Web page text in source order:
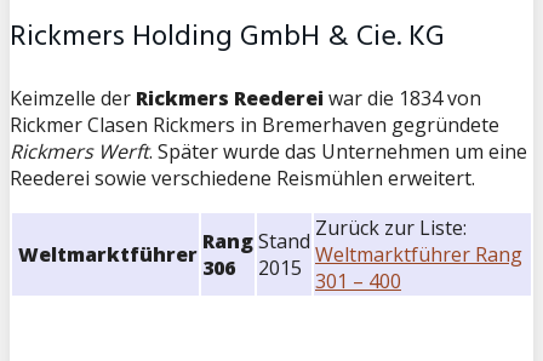
Rickmers Holding GmbH & Cie. KG
Keimzelle der Rickmers Reedereiwar die 1834 von
Rickmer Clasen Rickmers in Bremerhaven gegründete
Rickmers Werft. Später wurde das Unternehmen um eine
Reederei sowie verschiedene Reismühlen erweitert.
Weltmarktführer Rang
306
Stand
2015
Zurück zur Liste:
Weltmarktführer Rang
301 – 400